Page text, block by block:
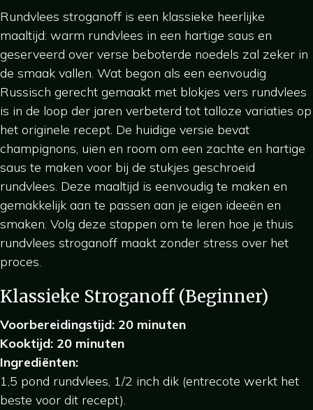
Rundvlees stroganoff is een klassieke heerlijke
maaltijd: warm rundvlees in een hartige saus en
geserveerd over verse beboterde noedels zal zeker in
de smaak vallen. Wat begon als een eenvoudig
Russisch gerecht gemaakt met blokjes vers rundvlees
is in de loop der jaren verbeterd tot talloze variaties op
het originele recept. De huidige versie bevat
champignons, uien en room om een zachte en hartige
saus te maken voor bij de stukjes geschroeid
rundvlees. Deze maaltijd is eenvoudig te maken en
gemakkelijk aan te passen aan je eigen ideeën en
smaken. Volg deze stappen om te leren hoe je thuis
rundvlees stroganoff maakt zonder stress over het
proces.
Klassieke Stroganoff (Beginner)
Voorbereidingstijd: 20 minuten
Kooktijd: 20 minuten
Ingrediënten:
1,5 pond rundvlees, 1/2 inch dik (entrecote werkt het
beste voor dit recept).